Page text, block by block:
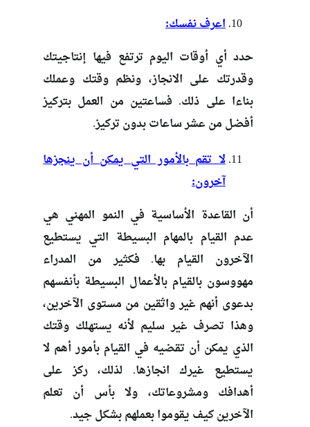
اعرف نفسك:
حدد أي أوقات اليوم ترتفع فيها إنتاجيتك
وقدرتك على الانجاز، ونظم وقتك وعملك
بناءا على ذلك. فساعتين من العمل بتركيز
أفضل من عشر ساعات بدون تركيز.
لا تقم بالأمور التي يمكن أن ينجزها
آخرون:
أن القاعدة الأساسية في النمو المهني هي
عدم القيام بالمهام البسيطة التي يستطيع
الآخرون القيام بها. فكثير من المدراء
مهووسون بالقيام بالأعمال البسيطة بأنفسهم
بدعوى أنهم غير واثقين من مستوى الآخرين،
وهذا تصرف غير سليم لأنه يستهلك وقتك
الذي يمكن أن تقضيه في القيام بأمور أهم لا
يستطيع غيرك انجازها. لذلك، ركز على
أهدافك ومشروعاتك، ولا بأس أن تعلم
الآخرين كيف يقوموا بعملهم بشكل جيد.